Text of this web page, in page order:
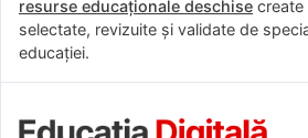
resurse educaționale deschise create
selectate, revizuite și validate de
educației.